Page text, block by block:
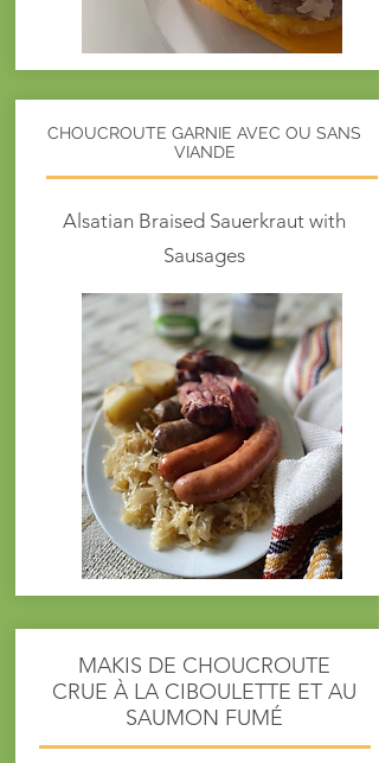
CHOUCROUTE GARNIE AVEC OU SANS
VIANDE
Alsatian Braised Sauerkraut with
Sausages
MAKIS DE CHOUCROUTE
CRUE À LA CIBOULETTE ET AU
SAUMON FUMÉ